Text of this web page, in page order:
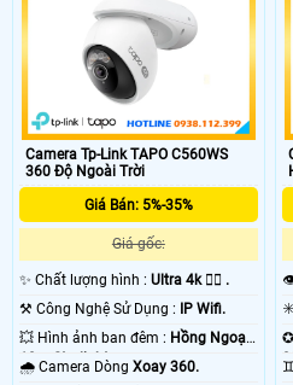
Camera Tp-Link TAPO C560WS
360 Độ Ngoài Trời
Giá Bán: 5%-35%
Giá gốc:
✨ Chất lượng hình : Ultra 4k 👍🏾 .
⚒ Công Nghệ Sử Dụng : IP Wifi.
💥 Hình ảnh ban đêm : Hồng Ngoại
10m Starlight.
🌧️ Camera Dòng Xoay 360.